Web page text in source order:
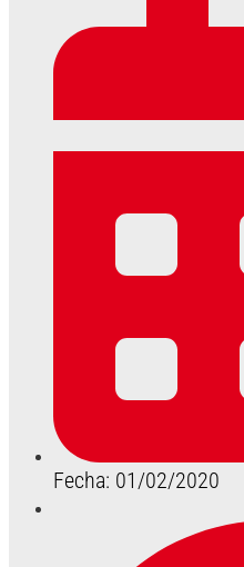
Fecha: 01/02/2020